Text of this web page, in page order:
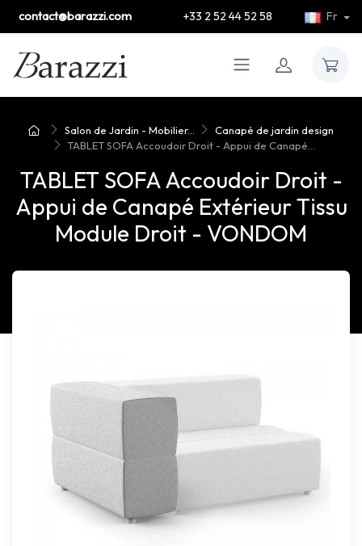
contact@barazzi.com +33 2 52 44 52 58 Fr
Salon de Jardin - Mobilier...
Canapé de jardin design
TABLET SOFA Accoudoir Droit - Appui de Canapé...
TABLET SOFA Accoudoir Droit -
Appui de Canapé Extérieur Tissu
Module Droit - VONDOM